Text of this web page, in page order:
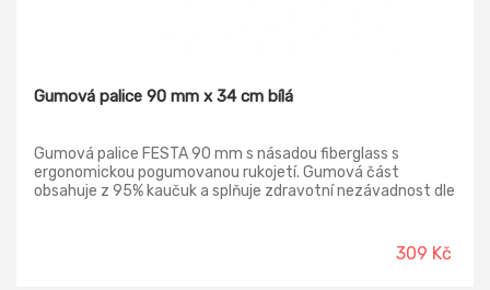
Gumová palice 90 mm x 34 cm bílá
Gumová palice FESTA 90 mm s násadou fiberglass s
ergonomickou pogumovanou rukojetí. Gumová část
obsahuje z 95% kaučuk a splňuje zdravotní nezávadnost dle
vyrovnávání obkladů a dlažeb a další mechanické práce.309 Kč